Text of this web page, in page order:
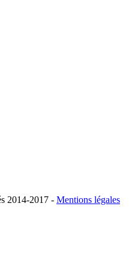
2014-2017 - Mentions légales